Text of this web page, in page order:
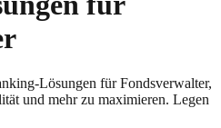
Lösungen für Fondsverwalter,
und mehr zu maximieren. Legen